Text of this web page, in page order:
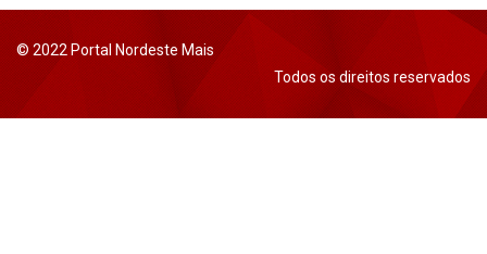
© 2022 Portal Nordeste Mais
Todos os direitos reservados